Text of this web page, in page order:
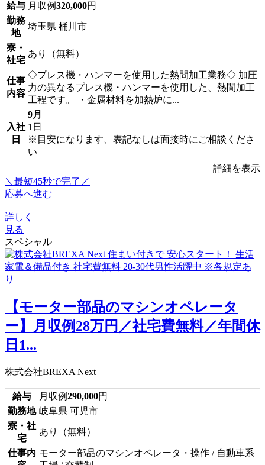
給与 月収例320,000円
勤務
地
埼玉県 桶川市
寮・
社宅
あり（無料）
仕事
内容
◇プレス機・ハンマーを使用した熱間加工業務◇ 加圧
力の異なるプレス機・ハンマーを使用した、熱間加工
工程です。 ・金属材料を加熱炉に...
入社
日
9月
1日
※目安になります、表記なしは面接時にご相談くださ
い
詳細を表示
＼最短45秒で完了／
応募へ進む
詳しく
見る
スペシャル
【モーター部品のマシンオペレータ
ー】月収例28万円／社宅費無料／年間休
日1...
株式会社BREXA Next
給与 月収例290,000円
勤務地 岐阜県 可児市
寮・社
宅
あり（無料）
仕事内 モーター部品のマシンオペレータ・操作 / 自動車系